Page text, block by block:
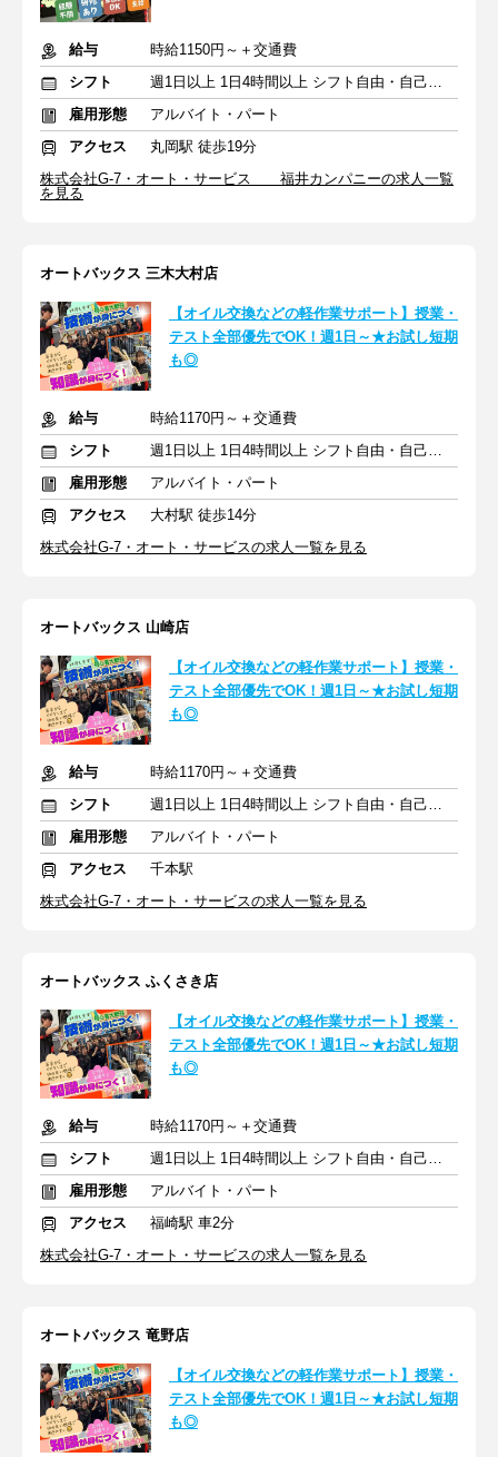
給与
時給1150円～＋交通費
シフト
週1日以上 1日4時間以上 シフト自由・自己申告
雇用形態
アルバイト・パート
アクセス
丸岡駅 徒歩19分
株式会社G-7・オート・サービス 福井カンパニーの求人一覧
を見る
オートバックス 三木大村店
【オイル交換などの軽作業サポート】授業・
テスト全部優先でOK！週1日～★お試し短期
も◎
給与
時給1170円～＋交通費
シフト
週1日以上 1日4時間以上 シフト自由・自己申告
雇用形態
アルバイト・パート
アクセス
大村駅 徒歩14分
株式会社G-7・オート・サービスの求人一覧を見る
オートバックス 山崎店
【オイル交換などの軽作業サポート】授業・
テスト全部優先でOK！週1日～★お試し短期
も◎
給与
時給1170円～＋交通費
シフト
週1日以上 1日4時間以上 シフト自由・自己申告
雇用形態
アルバイト・パート
アクセス
千本駅
株式会社G-7・オート・サービスの求人一覧を見る
オートバックス ふくさき店
【オイル交換などの軽作業サポート】授業・
テスト全部優先でOK！週1日～★お試し短期
も◎
給与
時給1170円～＋交通費
シフト
週1日以上 1日4時間以上 シフト自由・自己申告
雇用形態
アルバイト・パート
アクセス
福崎駅 車2分
株式会社G-7・オート・サービスの求人一覧を見る
オートバックス 竜野店
【オイル交換などの軽作業サポート】授業・
テスト全部優先でOK！週1日～★お試し短期
も◎